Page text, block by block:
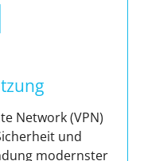
Network (VPN)
und
modernster